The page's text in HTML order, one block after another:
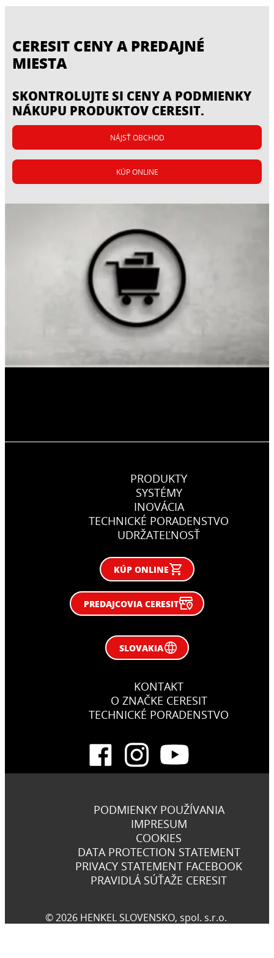
CERESIT CENY A PREDAJNÉ
MIESTA
SKONTROLUJTE SI CENY A PODMIENKY
NÁKUPU PRODUKTOV CERESIT.
NÁJSŤ OBCHOD
KÚP ONLINE
PRODUKTY
SYSTÉMY
INOVÁCIA
TECHNICKÉ PORADENSTVO
UDRŽATEĽNOSŤ
KÚP ONLINE
PREDAJCOVIA CERESIT
SLOVAKIA
KONTAKT
O ZNAČKE CERESIT
TECHNICKÉ PORADENSTVO
PODMIENKY POUŽÍVANIA
IMPRESUM
COOKIES
DATA PROTECTION STATEMENT
PRIVACY STATEMENT FACEBOOK
PRAVIDLÁ SÚŤAŽE CERESIT
© 2026 HENKEL SLOVENSKO, spol. s.r.o.